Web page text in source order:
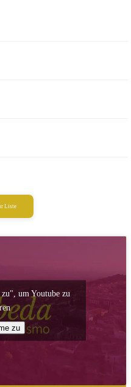
Liste
um Youtube zu
zu